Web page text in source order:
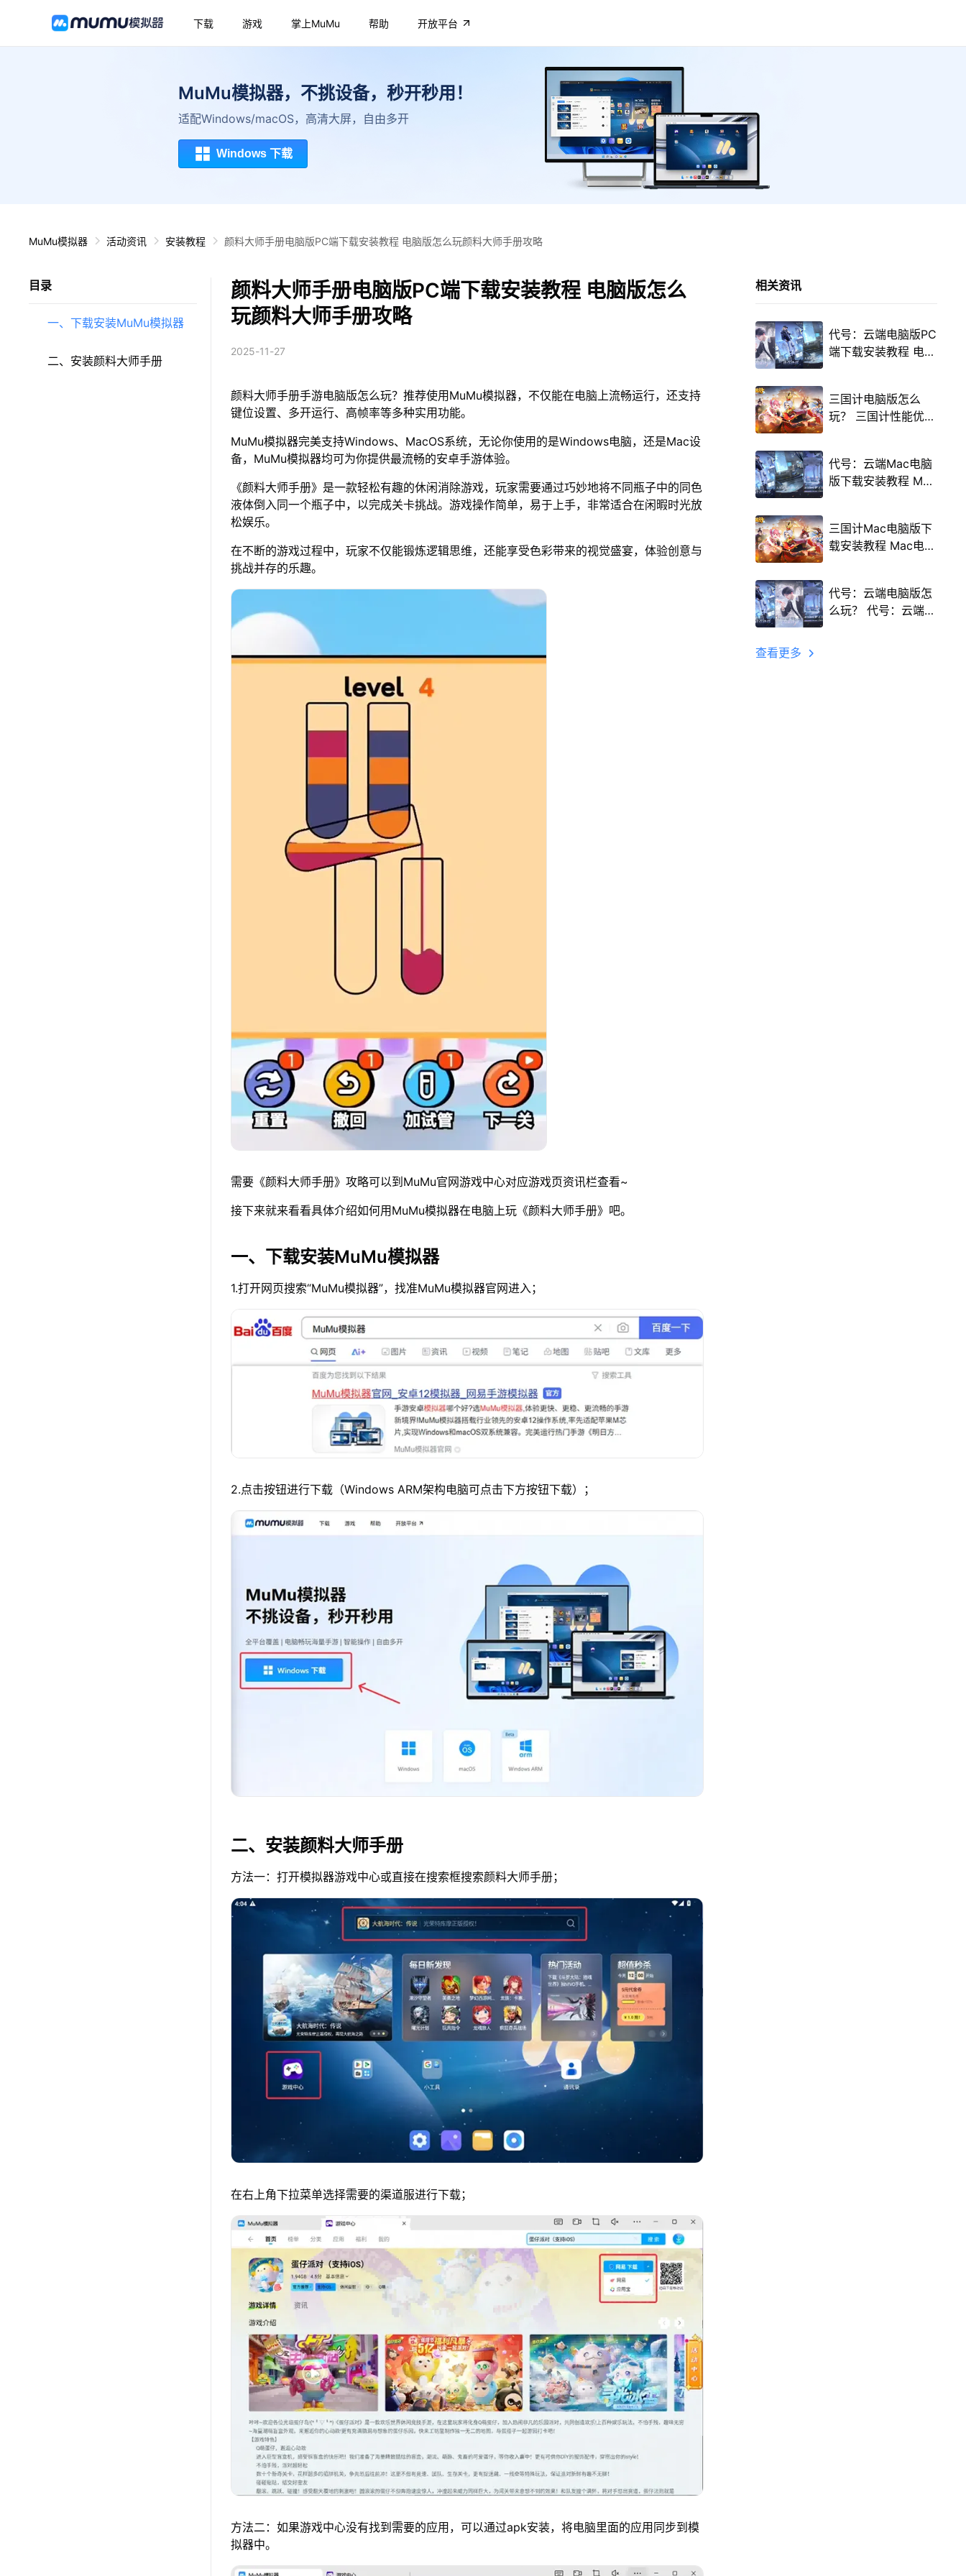
下载 游戏 掌上MuMu 帮助 开放平台
MuMu模拟器，不挑设备，秒开秒用！
适配Windows/macOS，高清大屏，自由多开
Windows 下载
MuMu模拟器 活动资讯 安装教程 颜料大师手册电脑版PC端下载安装教程 电脑版怎么玩颜料大师手册攻略
目录
一、下载安装MuMu模拟器
二、安装颜料大师手册
颜料大师手册电脑版PC端下载安装教程 电脑版怎么
玩颜料大师手册攻略
2025-11-27
颜料大师手册手游电脑版怎么玩？推荐使用MuMu模拟器，不仅能在电脑上流畅运行，还支持
键位设置、多开运行、高帧率等多种实用功能。
MuMu模拟器完美支持Windows、MacOS系统，无论你使用的是Windows电脑，还是Mac设
备，MuMu模拟器均可为你提供最流畅的安卓手游体验。
《颜料大师手册》是一款轻松有趣的休闲消除游戏，玩家需要通过巧妙地将不同瓶子中的同色
液体倒入同一个瓶子中，以完成关卡挑战。游戏操作简单，易于上手，非常适合在闲暇时光放
松娱乐。
在不断的游戏过程中，玩家不仅能锻炼逻辑思维，还能享受色彩带来的视觉盛宴，体验创意与
挑战并存的乐趣。
需要《颜料大师手册》攻略可以到MuMu官网游戏中心对应游戏页资讯栏查看~
接下来就来看看具体介绍如何用MuMu模拟器在电脑上玩《颜料大师手册》吧。
一、下载安装MuMu模拟器
1.打开网页搜索“MuMu模拟器”，找准MuMu模拟器官网进入；
2.点击按钮进行下载（Windows ARM架构电脑可点击下方按钮下载）；
二、安装颜料大师手册
方法一：打开模拟器游戏中心或直接在搜索框搜索颜料大师手册；
在右上角下拉菜单选择需要的渠道服进行下载；
方法二：如果游戏中心没有找到需要的应用，可以通过apk安装，将电脑里面的应用同步到模
拟器中。
相关资讯
代号：云端电脑版PC
端下载安装教程 电脑
三国计电脑版怎么
玩？ 三国计性能优化
程
代号：云端Mac电脑
版下载安装教程 Mac
三国计Mac电脑版下
载安装教程 Mac电脑
代号：云端电脑版怎
么玩？ 代号：云端性
查看更多